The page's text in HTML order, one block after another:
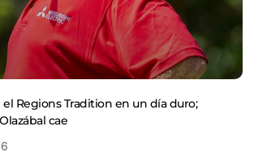
el Regions Tradition en un día duro;
cae